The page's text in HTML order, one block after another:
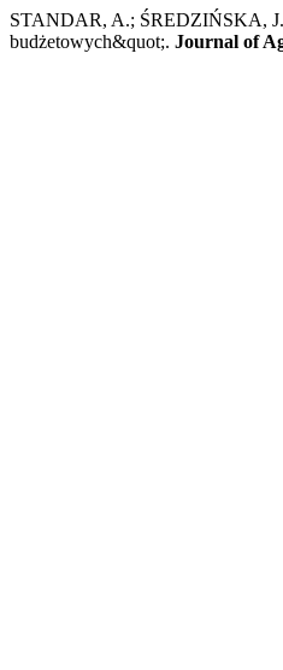
STANDAR, A.; ŚREDZIŃSKA, J.
budżetowych&quot;. Journal of